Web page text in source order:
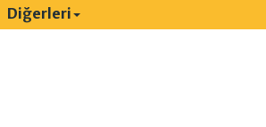
Diğerleri